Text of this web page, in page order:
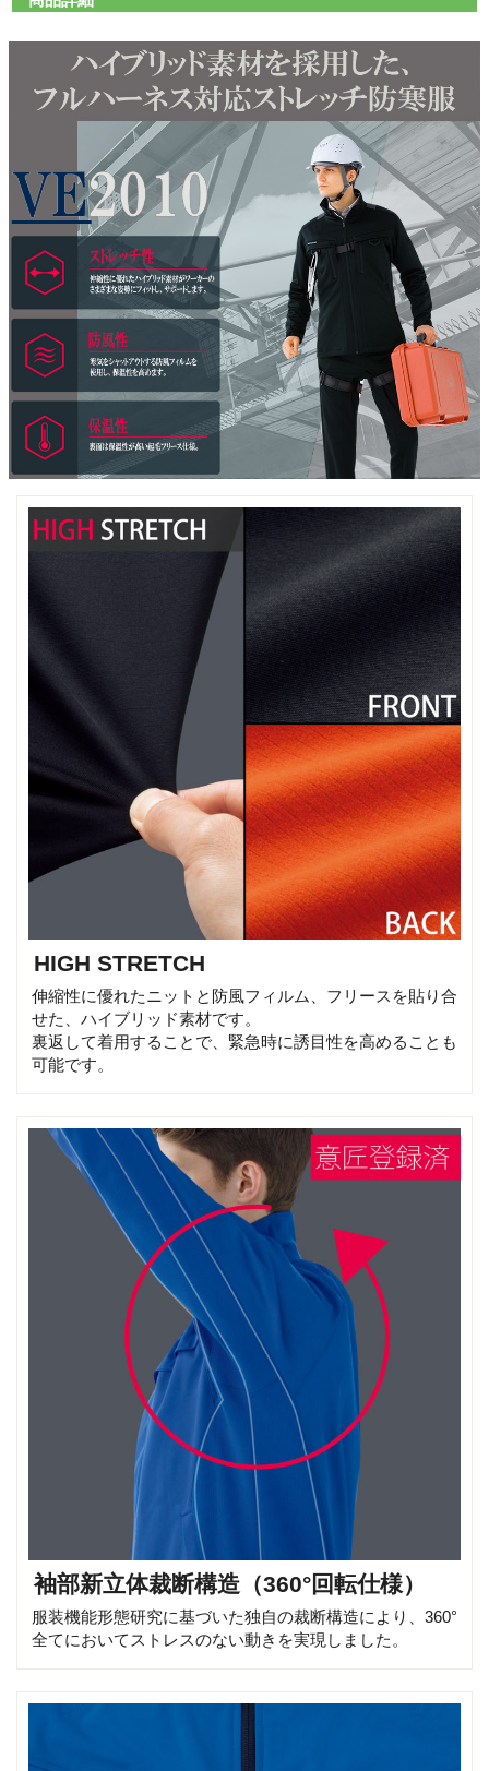
HIGH STRETCH
伸縮性に優れたニットと防風フィルム、フリースを貼り合
せた、ハイブリッド素材です。
裏返して着用することで、緊急時に誘目性を高めることも
可能です。
袖部新立体裁断構造（360°回転仕様）
服装機能形態研究に基づいた独自の裁断構造により、360°
全てにおいてストレスのない動きを実現しました。